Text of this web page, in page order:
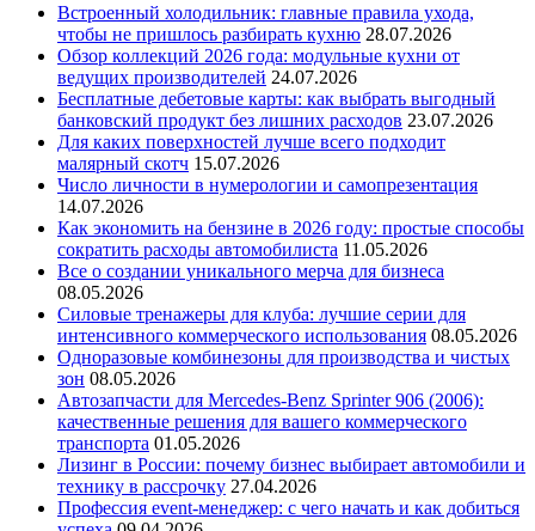
Встроенный холодильник: главные правила ухода,
чтобы не пришлось разбирать кухню 28.07.2026
Обзор коллекций 2026 года: модульные кухни от
ведущих производителей 24.07.2026
Бесплатные дебетовые карты: как выбрать выгодный
банковский продукт без лишних расходов 23.07.2026
Для каких поверхностей лучше всего подходит
малярный скотч 15.07.2026
Число личности в нумерологии и самопрезентация
14.07.2026
Как экономить на бензине в 2026 году: простые способы
сократить расходы автомобилиста 11.05.2026
Все о создании уникального мерча для бизнеса
08.05.2026
Силовые тренажеры для клуба: лучшие серии для
интенсивного коммерческого использования 08.05.2026
Одноразовые комбинезоны для производства и чистых
зон 08.05.2026
Автозапчасти для Mercedes-Benz Sprinter 906 (2006):
качественные решения для вашего коммерческого
транспорта 01.05.2026
Лизинг в России: почему бизнес выбирает автомобили и
технику в рассрочку 27.04.2026
Профессия event-менеджер: с чего начать и как добиться